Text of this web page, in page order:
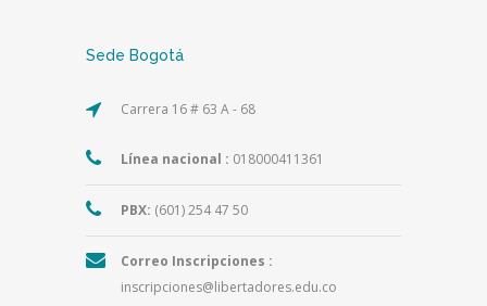
Sede Bogotá
Carrera 16 # 63 A - 68
Línea nacional : 018000411361
PBX: (601) 254 47 50
Correo Inscripciones :
inscripciones@libertadores.edu.co